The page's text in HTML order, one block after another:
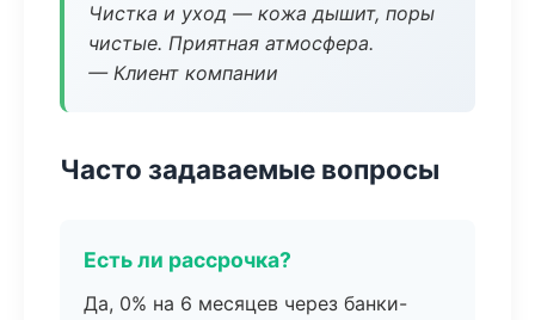
Чистка и уход — кожа дышит, поры
чистые. Приятная атмосфера.
— Клиент компании
Часто задаваемые вопросы
Есть ли рассрочка?
Да, 0% на 6 месяцев через банки-